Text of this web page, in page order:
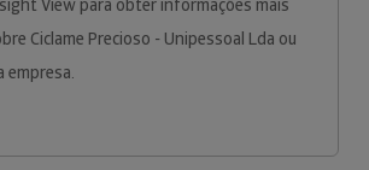
View para obter informações mais
Ciclame Precioso - Unipessoal Lda ou
empresa.